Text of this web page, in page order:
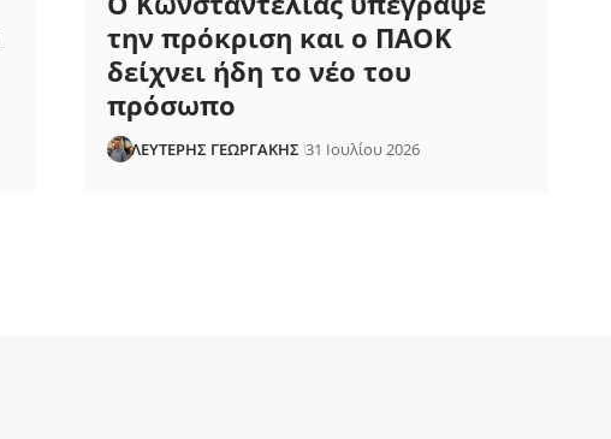
την πρόκριση και ο ΠΑΟΚ
δείχνει ήδη το νέο του
πρόσωπο
ΛΕΥΤΕΡΗΣ ΓΕΩΡΓΑΚΗΣ 31 Ιουλίου 2026